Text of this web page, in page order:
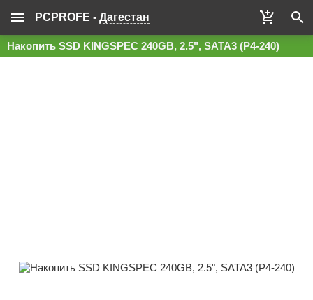
PCPROFE - Дагестан
Накопить SSD KINGSPEC 240GB, 2.5", SATA3 (P4-240)